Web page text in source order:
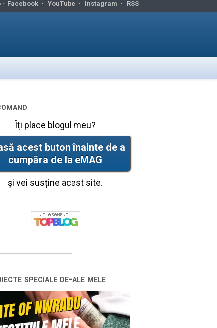
Facebook· YouTube · Instagram · RSS
Îți place blogul meu?
acest buton înainte de a
cumpăra de la eMAG
și vei susține acest site.
speciale de-ale mele